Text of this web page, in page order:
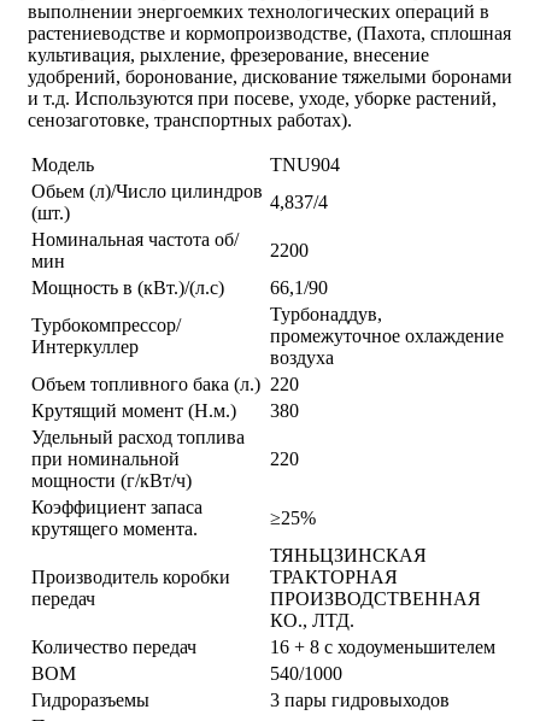
выполнении энергоемких технологических операций в
растениеводстве и кормопроизводстве, (Пахота, сплошная
культивация, рыхление, фрезерование, внесение
удобрений, боронование, дискование тяжелыми боронами
и т.д. Используются при посеве, уходе, уборке растений,
сенозаготовке, транспортных работах).
Модель
TNU904
Обьем (л)/Число цилиндров
(шт.)
4,837/4
Номинальная частота об/
мин
2200
Мощность в (кВт.)/(л.с)
66,1/90
Турбокомпрессор/
Интеркуллер
Турбонаддув,
промежуточное охлаждение
воздуха
Объем топливного бака (л.) 220
Крутящий момент (Н.м.)
380
Удельный расход топлива
при номинальной
мощности (г/кВт/ч)
220
Коэффициент запаса
крутящего момента.
≥25%
Производитель коробки
передач
ТЯНЬЦЗИНСКАЯ
ТРАКТОРНАЯ
ПРОИЗВОДСТВЕННАЯ
КО., ЛТД.
Количество передач
16 + 8 с ходоуменьшителем
ВОМ
540/1000
Гидроразъемы
3 пары гидровыходов